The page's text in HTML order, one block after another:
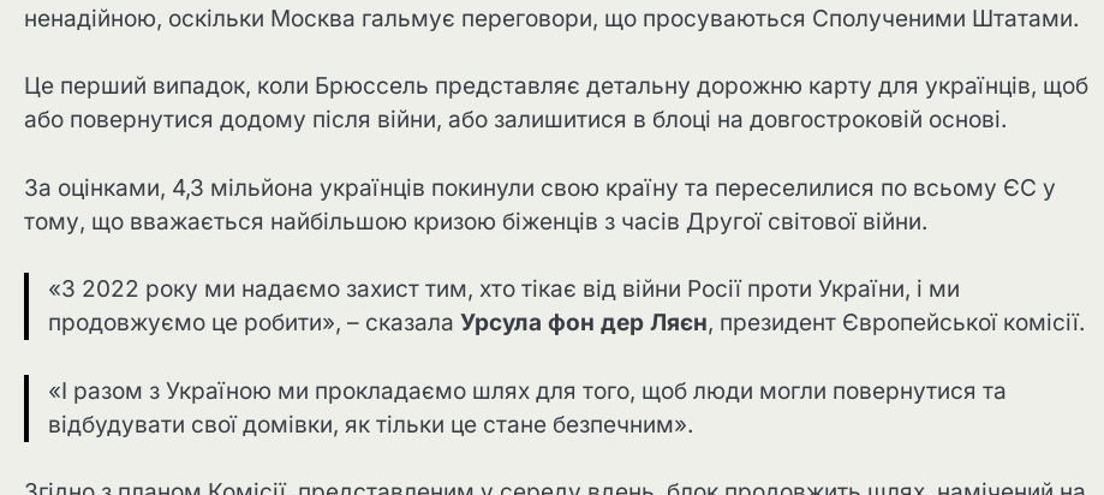
ненадійною, оскільки Москва гальмує переговори, що просуваються Сполученими Штатами.
Це перший випадок, коли Брюссель представляє детальну дорожню карту для українців, щоб
або повернутися додому після війни, або залишитися в блоці на довгостроковій основі.
За оцінками, 4,3 мільйона українців покинули свою країну та переселилися по всьому ЄС у
тому, що вважається найбільшою кризою біженців з часів Другої світової війни.
«З 2022 року ми надаємо захист тим, хто тікає від війни Росії проти України, і ми
продовжуємо це робити», – сказала Урсула фон дер Ляєн, президент Європейської комісії.
«І разом з Україною ми прокладаємо шлях для того, щоб люди могли повернутися та
відбудувати свої домівки, як тільки це стане безпечним».